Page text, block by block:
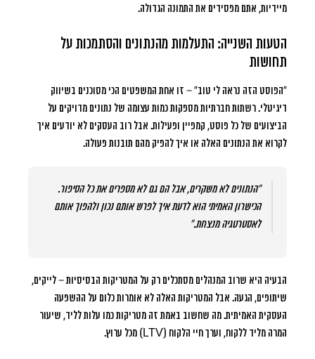
מיידיות, אתם מפסידים את התמונה הגדולה.
הטעות השנייה: התעלמות מהנתונים והסתמכות על
תחושות
“הפוסט הזה נראה לי טוב” – זו אחת המשפטים הכי מסוכנים בשיווק
דיגיטלי. רשתות חברתיות מספקות כמות עצומה של נתונים מדויקים על
הביצועים של כל פוסט, קמפיין ופעילות. אבל רוב העסקים לא יודעים איך
לקרוא את הנתונים האלה או איך להפיק מהם תובנות פעולה.
“הנתונים לא משקרים, אבל הם גם לא מספרים את כל הסיפור.
הכישרון האמיתי הוא לדעת איך לפרש אותם נכון ולהפוך אותם
לאסטרטגיה מנצחת.”
הבעיה היא שרוב המנהלים מסתכלים רק על המטריקות הבסיסיות – לייקים,
שיתופים, הגעה. אבל המטריקות האלה לא אומרות כלום על ההשפעה
העסקית האמיתית. מה שחשוב באמת זה מטריקות כמו עלות לליד, שיעור
המרה מליד ללקוח, וערך חיי הלקוח (LTV) מכל ערוץ.